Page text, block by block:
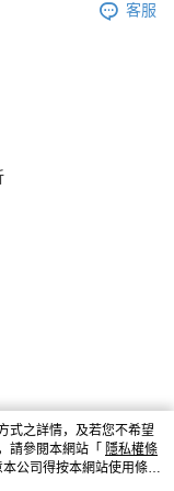
客服
式之詳情，及若您不希望
請參閱本網站「 隱私權條
公司得按本網站使用條款